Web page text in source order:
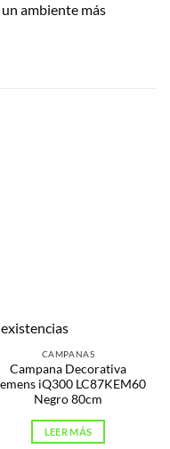
un ambiente más
CAMPANAS
Campana Decorativa
iQ300 LC87KEM60
Negro 80cm
LEER MÁS